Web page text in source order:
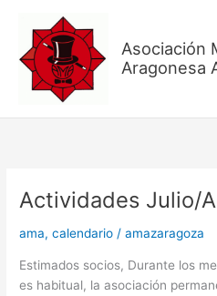
contenido
Asociación
Aragonesa
Actividades Julio/
ama,calendario /amazaragoza
Estimados socios, Durante los
es habitual, la asociación
Actividades
2019